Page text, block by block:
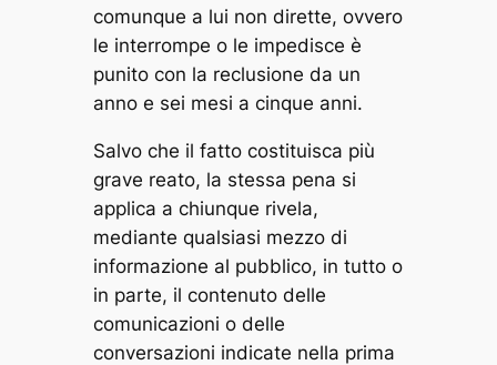
comunque a lui non dirette, ovvero
le interrompe o le impedisce è
punito con la reclusione da un
anno e sei mesi a cinque anni.
Salvo che il fatto costituisca più
grave reato, la stessa pena si
applica a chiunque rivela,
mediante qualsiasi mezzo di
informazione al pubblico, in tutto o
in parte, il contenuto delle
comunicazioni o delle
conversazioni indicate nella prima